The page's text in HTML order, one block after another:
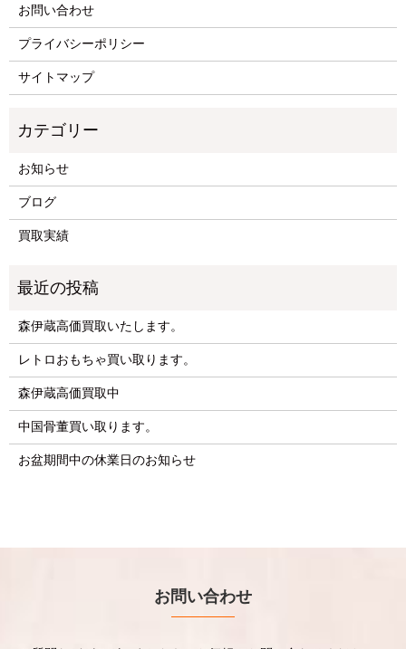
お問い合わせ
プライバシーポリシー
サイトマップ
お知らせ
ブログ
買取実績
森伊蔵高価買取いたします。
レトロおもちゃ買い取ります。
森伊蔵高価買取中
中国骨董買い取ります。
お盆期間中の休業日のお知らせ
お問い合わせ